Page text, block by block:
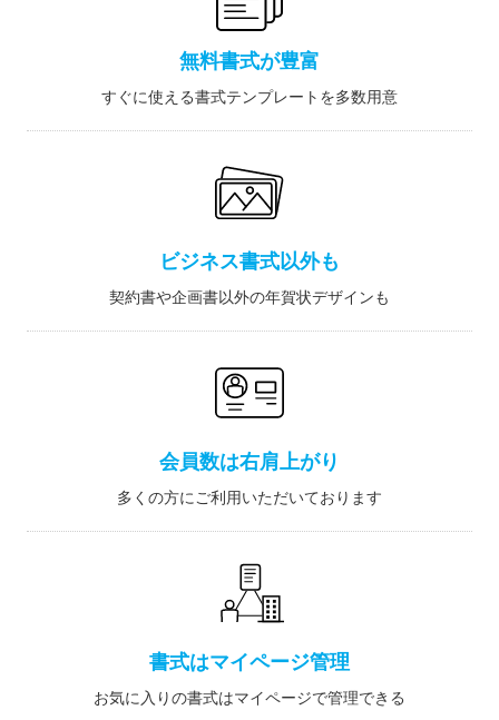
無料書式が豊富
すぐに使える書式テンプレートを多数用意
ビジネス書式以外も
契約書や企画書以外の年賀状デザインも
会員数は右肩上がり
多くの方にご利用いただいております
書式はマイページ管理
お気に入りの書式はマイページで管理できる